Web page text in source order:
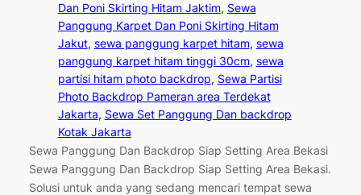
Dan Poni Skirting Hitam Jaktim, Sewa
Panggung Karpet Dan Poni Skirting Hitam
Jakut, sewa panggung karpet hitam, sewa
panggung karpet hitam tinggi 30cm, sewa
partisi hitam photo backdrop, Sewa Partisi
Photo Backdrop Pameran area Terdekat
Jakarta, Sewa Set Panggung Dan backdrop
Kotak Jakarta
Sewa Panggung Dan Backdrop Siap Setting Area Bekasi
Sewa Panggung Dan Backdrop Siap Setting Area Bekasi.
Solusi untuk anda yang sedang mencari tempat sewa